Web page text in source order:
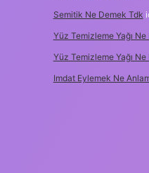
Semitik Ne Demek Tdk
Yüz Temizleme Yağı Ne
Yüz Temizleme Yağı Ne
Imdat Eylemek Ne